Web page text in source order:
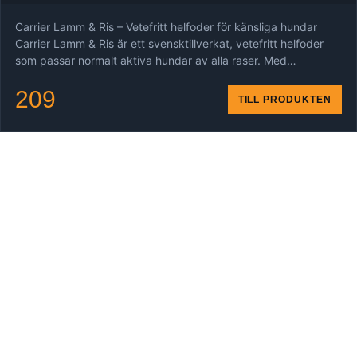
Carrier Lamm & Ris – Vetefritt helfoder för känsliga hundar
Carrier Lamm & Ris är ett svensktillverkat, vetefritt helfoder
som passar normalt aktiva hundar av alla raser. Med…
209 TILL PRODUKTEN